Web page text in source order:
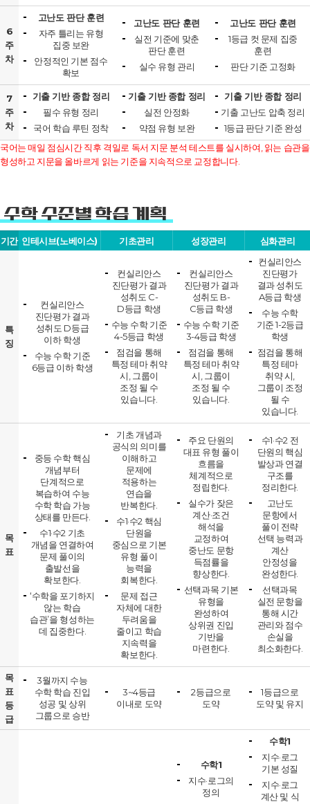
6
주
차
고난도 판단 훈련
자주 틀리는 유형
집중 보완
안정적인 기본 점수
확보
고난도 판단 훈련
실전 기준에 맞춘
판단 훈련
실수 유형 관리
고난도 판단 훈련
1등급 컷 문제 집중
훈련
판단 기준 고정화
7
주
차
기출 기반 종합 정리
필수 유형 정리
국어 학습 루틴 정착
기출 기반 종합 정리
실전 안정화
약점 유형 보완
기출 기반 종합 정리
기출 고난도 압축 정리
1등급 판단 기준 완성
국어는 매일 점심시간 직후 격일로 독서 지문 분석 테스트를 실시하여, 읽는 습관을
형성하고 지문을 올바르게 읽는 기준을 지속적으로 교정합니다.
수학 수준별 학습 계획
기간 인테시브(노베이스) 기초관리 성장관리 심화관리
특
징
컨실리안스
진단평가 결과
성취도 D등급
이하 학생
수능 수학 기준
6등급 이하 학생
컨실리안스
진단평가 결과
성취도 C-
D등급 학생
수능 수학 기준
4-5등급 학생
점검을 통해
특정 테마 취약
시, 그룹이
조정 될 수
있습니다.
컨실리안스
진단평가 결과
성취도 B-
C등급 학생
수능 수학 기준
3-4등급 학생
점검을 통해
특정 테마 취약
시, 그룹이
조정 될 수
있습니다.
컨실리안스
진단평가
결과 성취도
A등급 학생
수능 수학
기준 1-2등급
학생
점검을 통해
특정 테마
취약 시,
그룹이 조정
될 수
있습니다.
목
표
중등 수학 핵심
개념부터
단계적으로
복습하여 수능
수학 학습 가능
상태를 만든다.
수1·수2 기초
개념을 연결하여
문제 풀이의
출발선을
확보한다.
‘수학을 포기하지
않는 학습
습관’을 형성하는
데 집중한다.
기초 개념과
공식의 의미를
이해하고
문제에
적용하는
연습을
반복한다.
수1·수2 핵심
단원을
중심으로 기본
유형 풀이
능력을
회복한다.
문제 접근
자체에 대한
두려움을
줄이고 학습
지속력을
확보한다.
주요 단원의
대표 유형 풀이
흐름을
체계적으로
정립한다.
실수가 잦은
계산·조건
해석을
교정하여
중난도 문항
득점률을
향상한다.
선택과목 기본
유형을
완성하여
상위권 진입
기반을
마련한다.
수1·수2 전
단원의 핵심
발상과 연결
구조를
정리한다.
고난도
문항에서
풀이 전략
선택 능력과
계산
안정성을
완성한다.
선택과목
실전 문항을
통해 시간
관리와 점수
손실을
최소화한다.
목
표
등
급
3월까지 수능
수학 학습 진입
성공 및 상위
그룹으로 승반
3~4등급
이내로 도약
2등급으로
도약
1등급으로
도약 및 유지
수학1
지수·로그의
정의
수학1
지수·로그
기본 성질
지수·로그
계산 및 식